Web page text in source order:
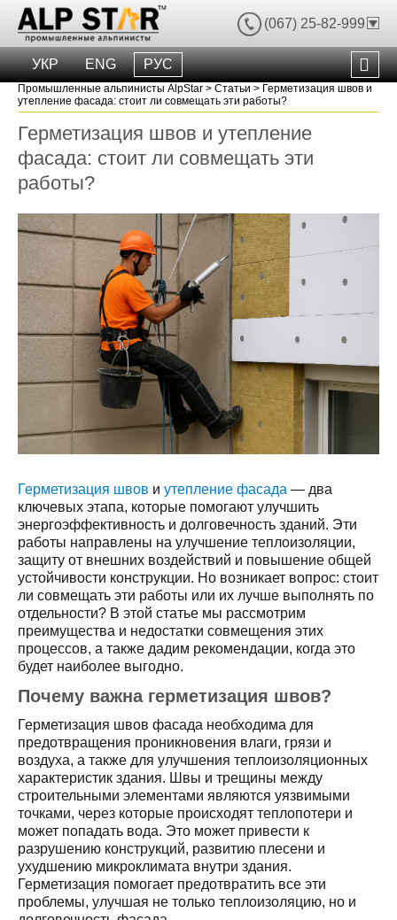
(067) 25-82-999
УКР ENG РУС
Промышленные альпинисты AlpStar >Статьи > Герметизация швов и
утепление фасада: стоит ли совмещать эти работы?
Герметизация швов и утепление
фасада: стоит ли совмещать эти
работы?
Герметизация швов иутепление фасада — два
ключевых этапа, которые помогают улучшить
энергоэффективность и долговечность зданий. Эти
работы направлены на улучшение теплоизоляции,
защиту от внешних воздействий и повышение общей
устойчивости конструкции. Но возникает вопрос: стоит
ли совмещать эти работы или их лучше выполнять по
отдельности? В этой статье мы рассмотрим
преимущества и недостатки совмещения этих
процессов, а также дадим рекомендации, когда это
будет наиболее выгодно.
Почему важна герметизация швов?
Герметизация швов фасада необходима для
предотвращения проникновения влаги, грязи и
воздуха, а также для улучшения теплоизоляционных
характеристик здания. Швы и трещины между
строительными элементами являются уязвимыми
точками, через которые происходят теплопотери и
может попадать вода. Это может привести к
разрушению конструкций, развитию плесени и
ухудшению микроклимата внутри здания.
Герметизация помогает предотвратить все эти
проблемы, улучшая не только теплоизоляцию, но и